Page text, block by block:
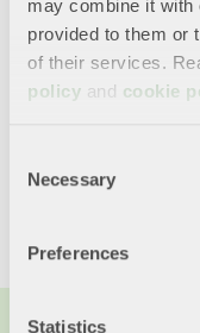
may combine it with
provided to them or
of their services.
policy and cookie
Selection
Necessary
Preferences
Statistics
Transport
Cirkularitet